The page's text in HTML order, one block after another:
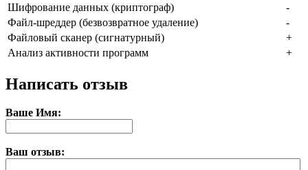
Шифрование данных (криптограф)
-
Файл-шреддер (безвозвратное удаление)
-
Файловый сканер (сигнатурный)
+
Анализ активности программ
+
Написать отзыв
Ваше Имя:
Ваш отзыв: